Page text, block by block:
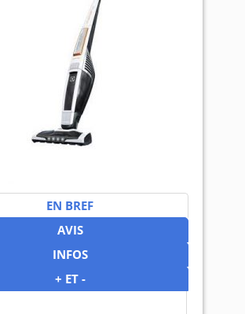
EN BREF
AVIS
INFOS
+ ET -